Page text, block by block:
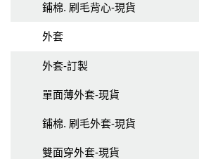
鋪棉. 刷毛背心-現貨
外套
外套-訂製
單面薄外套-現貨
鋪棉. 刷毛外套-現貨
雙面穿外套-現貨